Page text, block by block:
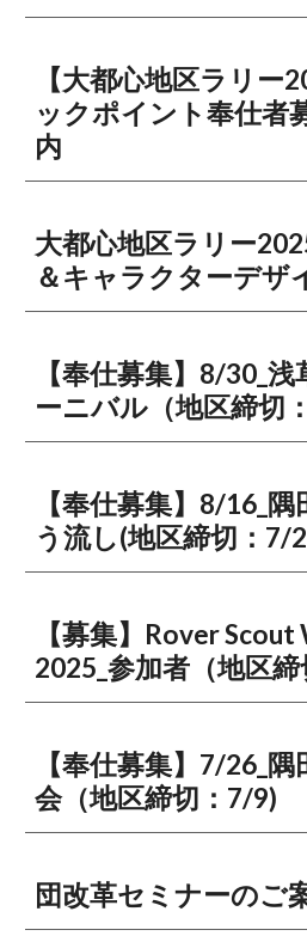
【大都心地区ラリー
ックポイント奉仕者
内
大都心地区ラリー
＆キャラクターデザ
【奉仕募集】8/30_
ーニバル（地区締切
【奉仕募集】8/16_
う流し(地区締切：7/
【募集】Rover
2025_参加者（地区
【奉仕募集】7/26_
会（地区締切：7/9)
団改革セミナーのご